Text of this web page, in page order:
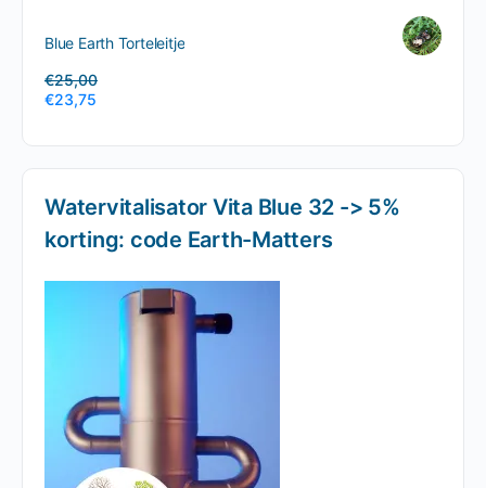
Blue Earth Torteleitje
€25,00
€23,75
Watervitalisator Vita Blue 32 -> 5%
korting: code Earth-Matters